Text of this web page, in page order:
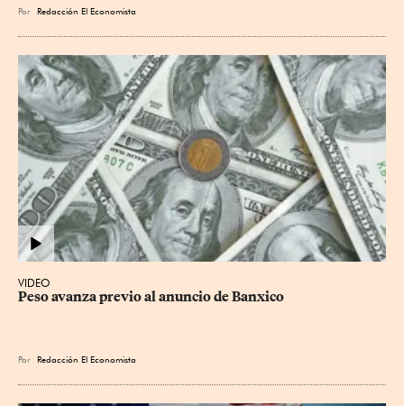
Por Redacción El Economista
VIDEO
Peso avanza previo al anuncio de Banxico
Por Redacción El Economista